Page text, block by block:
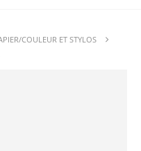
COULEUR ET STYLOS